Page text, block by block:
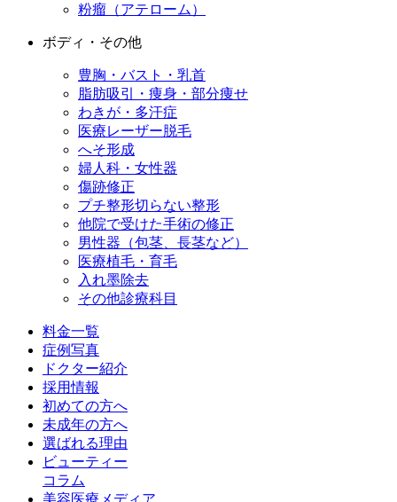
粉瘤（アテローム）
ボディ・その他
豊胸・バスト・乳首
脂肪吸引・痩身・部分痩せ
わきが・多汗症
医療レーザー脱毛
へそ形成
婦人科・女性器
傷跡修正
プチ整形切らない整形
他院で受けた手術の修正
男性器（包茎、長茎など）
医療植毛・育毛
入れ墨除去
その他診療科目
料金一覧
症例写真
ドクター紹介
採用情報
初めての方へ
未成年の方へ
選ばれる理由
ビューティー
コラム
美容医療メディア